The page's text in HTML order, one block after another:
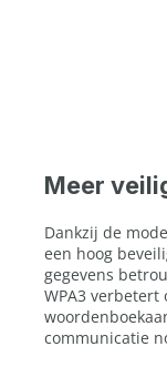
Meer
Dankzij de
een hoog
gegevens
WPA3
communicatie